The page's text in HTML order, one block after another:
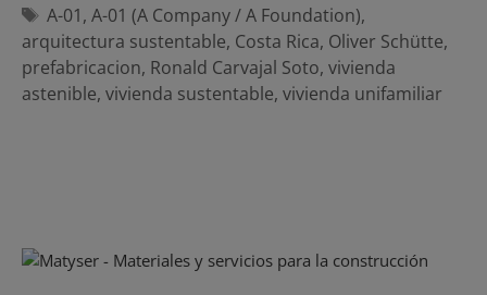
Etiquetas
A-01, A-01 (A Company / A Foundation),
arquitectura sustentable, Costa Rica, Oliver Schütte,
prefabricacion, Ronald Carvajal Soto, vivienda
astenible, vivienda sustentable, vivienda unifamiliar